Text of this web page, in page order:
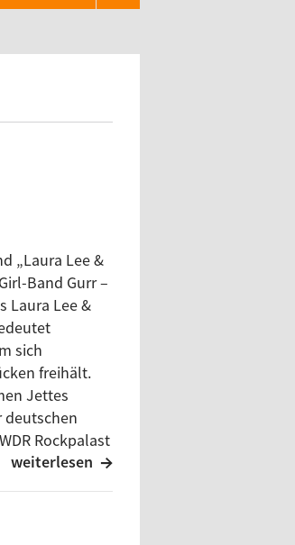
„Laura Lee &
Band Gurr –
Laura Lee &
sich
freihält.
Jettes
deutschen
Rockpalast
weiterlesen